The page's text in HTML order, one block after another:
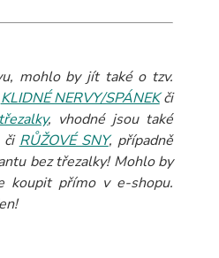
mohlo by jít také o tzv.
KLIDNÉ NERVY/SPÁNEKči
, vhodné jsou také
RŮŽOVÉ SNY, případně
bez třezalky! Mohlo by
koupit přímo v e-shopu.